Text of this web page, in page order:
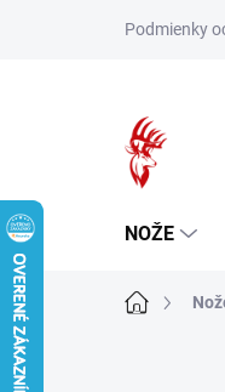
Podmienky
NOŽE
Domov